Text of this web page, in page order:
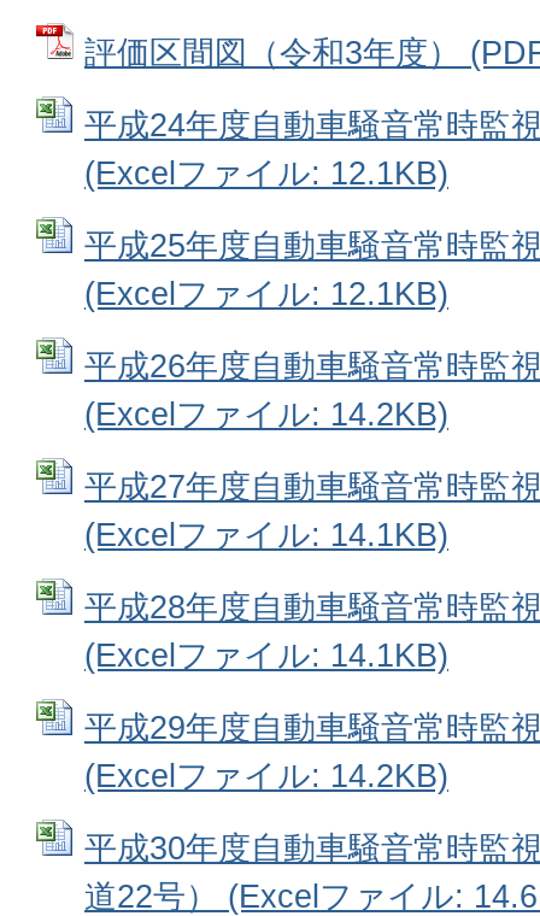
評価区間図（令和3年度）
平成24年度自動車騒音常時監
(Excelファイル: 12.1KB)
平成25年度自動車騒音常時監
(Excelファイル: 12.1KB)
平成26年度自動車騒音常時監
(Excelファイル: 14.2KB)
平成27年度自動車騒音常時監
(Excelファイル: 14.1KB)
平成28年度自動車騒音常時監
(Excelファイル: 14.1KB)
平成29年度自動車騒音常時監
(Excelファイル: 14.2KB)
平成30年度自動車騒音常時監
道22号） (Excelファイル: